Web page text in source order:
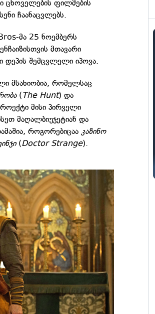
ფილმების
ჩაანაცვლებს.
მა 25 ნოემბერს
მთავარი
შემცვლელი იპოვა.
მსახიობია, რომელსაც
(The Hunt) და
მისი პირველი
მაღალბიუჯეტიან და
როგორებიცააკაზინო
(Doctor Strange).